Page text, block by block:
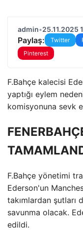
admin•25.11.2025
Paylaş: Twitter
Pinterest
F.Bahçe kalecisi
yaptığı eylem
komisyonuna sevk
F.Bahçe yönetimi
Ederson'un
takımlardan şutları
savunma olacak.
edildi.